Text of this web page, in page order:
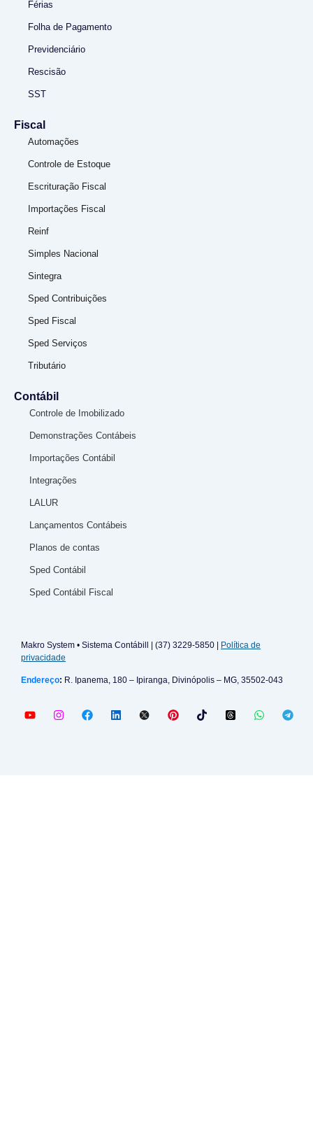
Férias
Folha de Pagamento
Previdenciário
Rescisão
SST
Fiscal
Automações
Controle de Estoque
Escrituração Fiscal
Importações Fiscal
Reinf
Simples Nacional
Sintegra
Sped Contribuições
Sped Fiscal
Sped Serviços
Tributário
Contábil
Controle de Imobilizado
Demonstrações Contábeis
Importações Contábil
Integrações
LALUR
Lançamentos Contábeis
Planos de contas
Sped Contábil
Sped Contábil Fiscal
Makro System • Sistema Contábill | (37) 3229-5850 |
Política de
privacidade
Endereço: R. Ipanema, 180 – Ipiranga, Divinópolis – MG, 35502-043